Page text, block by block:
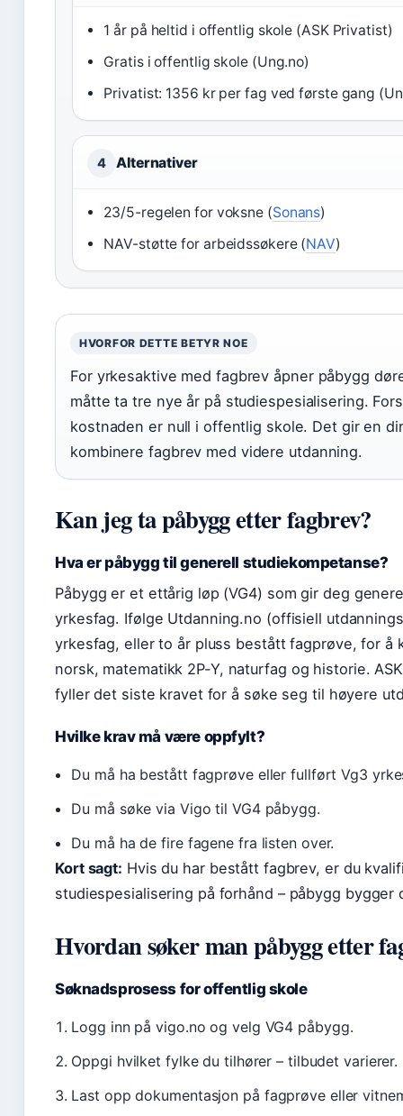
1 år på heltid i offentlig skole (ASK Privatist)
Gratis i offentlig skole (Ung.no)
Privatist: 1356 kr per fag ved første gang
4 Alternativer
23/5-regelen for voksne (Sonans)
NAV-støtte for arbeidssøkere (NAV)
HVORFOR DETTE BETYR NOE
For yrkesaktive med fagbrev åpner påbygg
måtte ta tre nye år på studiespesialisering.
kostnaden er null i offentlig skole. Det gir en
kombinere fagbrev med videre utdanning.
Kan jeg ta påbygg etter fagbrev?
Hva er påbygg til generell studiekompetanse?
Påbygg er et ettårig løp (VG4) som gir deg
yrkesfag. Ifølge Utdanning.no (offisiell
yrkesfag, eller to år pluss bestått fagprøve, for å
norsk, matematikk 2P-Y, naturfag og historie.
fyller det siste kravet for å søke seg til høyere
Hvilke krav må være oppfylt?
Du må ha bestått fagprøve eller fullført Vg3
Du må søke via Vigo til VG4 påbygg.
Du må ha de fire fagene fra listen over.
Kort sagt: Hvis du har bestått fagbrev, er du
studiespesialisering på forhånd – påbygg
Hvordan søker man påbygg etter
Søknadsprosess for offentlig skole
Logg inn på vigo.no og velg VG4 påbygg.
Oppgi hvilket fylke du tilhører – tilbudet varierer.
Last opp dokumentasjon på fagprøve eller